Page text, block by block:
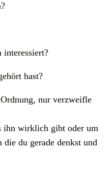
hast?
nur verzweifle
ihn wirklich gibt oder um
du gerade denkst und